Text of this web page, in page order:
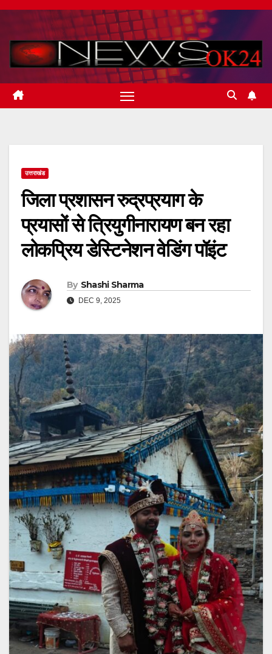
Skip
content
उत्तराखंड
जिला प्रशासन रुद्रप्रयाग के
प्रयासों से त्रियुगीनारायण बन रहा
लोकप्रिय डेस्टिनेशन वेडिंग पॉइंट
By Shashi Sharma
DEC 9, 2025